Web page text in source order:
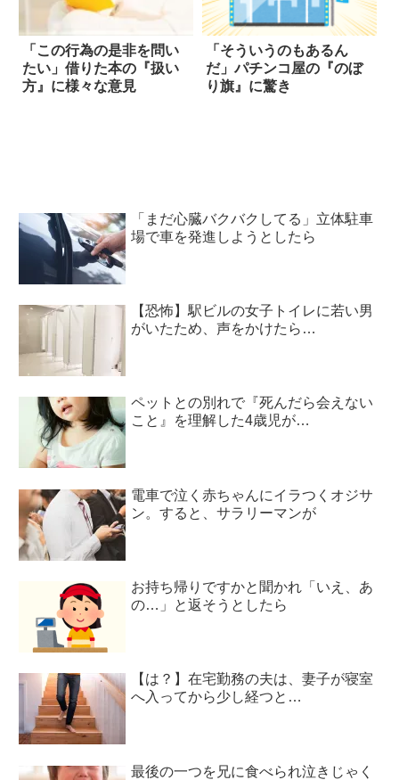
「この行為の是非を問い
たい」借りた本の『扱い
方』に様々な意見
「そういうのもあるん
だ」パチンコ屋の『のぼ
り旗』に驚き
「まだ心臓バクバクしてる」立体駐車
場で車を発進しようとしたら
【恐怖】駅ビルの女子トイレに若い男
がいたため、声をかけたら…
ペットとの別れで『死んだら会えない
こと』を理解した4歳児が…
電車で泣く赤ちゃんにイラつくオジサ
ン。すると、サラリーマンが
お持ち帰りですかと聞かれ「いえ、あ
の…」と返そうとしたら
【は？】在宅勤務の夫は、妻子が寝室
へ入ってから少し経つと…
最後の一つを兄に食べられ泣きじゃく